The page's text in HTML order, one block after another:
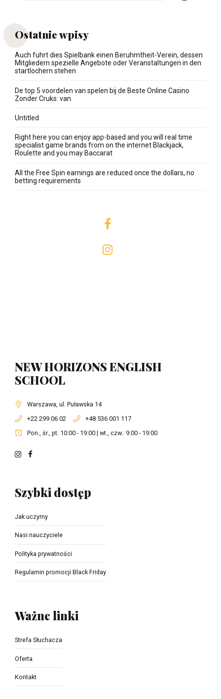
Ostatnie wpisy
Auch fuhrt dies Spielbank einen Beruhmtheit-Verein, dessen
Mitgliedern spezielle Angebote oder Veranstaltungen in den
startlochern stehen
De top 5 voordelen van spelen bij de Beste Online Casino
Zonder Cruks: van
Untitled
Right here you can enjoy app-based and you will real time
specialist game brands from on the internet Blackjack,
Roulette and you may Baccarat
All the Free Spin earnings are reduced once the dollars, no
betting requirements
NEW HORIZONS ENGLISH
SCHOOL
Warszawa, ul. Puławska 14
+22 299 06 02
+48 536 001 117
Pon., śr., pt: 10:00 - 19:00 | wt., czw.: 9:00 - 19:00
Szybki dostęp
Jak uczymy
Nasi nauczyciele
Polityka prywatności
Regulamin promocji Black Friday
Ważne linki
Strefa Słuchacza
Oferta
Kontakt